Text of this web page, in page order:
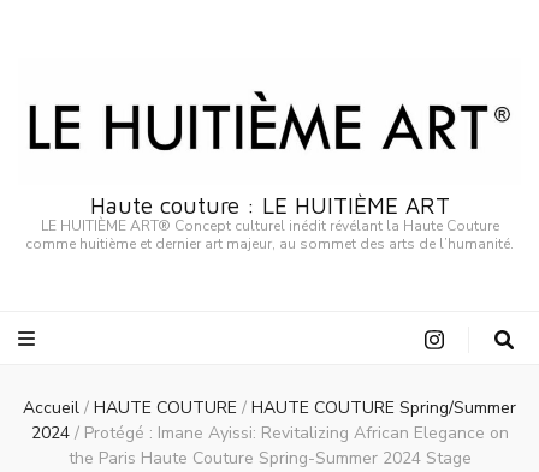
Haute couture : LE HUITIÈME ART
LE HUITIÈME ART® Concept culturel inédit révélant la Haute Couture
comme huitième et dernier art majeur, au sommet des arts de l’humanité.
Accueil / HAUTE COUTURE / HAUTE COUTURE Spring/Summer
2024 / Protégé : Imane Ayissi: Revitalizing African Elegance on
the Paris Haute Couture Spring-Summer 2024 Stage